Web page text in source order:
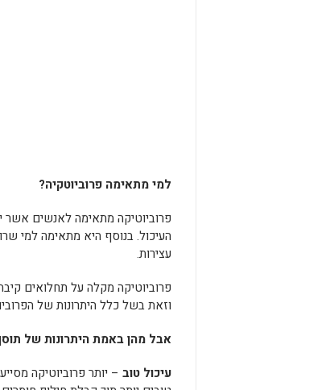
למי מתאימה פרוביוטקיה?
פרוביוטיקה מתאימה לאנשים
העיכול. בנוסף היא מתאימה למי
עצירות.
פרוביוטיקה מקלה על תחלואים
וזאת בשל כלל היתרונות של
אבל מהן באמת היתרונות של
עיכול טוב – יותר פרוביוטיקה